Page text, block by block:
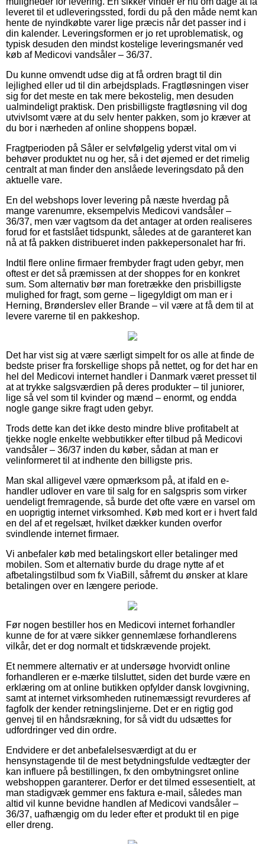
leveret til et udleveringssted, fordi du på den måde nemt kan
hente de nyindkøbte varer lige præcis når det passer ind i
din kalender. Leveringsformen er jo ret uproblematisk, og
typisk desuden den mindst kostelige leveringsmanér ved
køb af Medicovi vandsåler – 36/37.
Du kunne omvendt udse dig at få ordren bragt til din
lejlighed eller ud til din arbejdsplads. Fragtløsningen viser
sig for det meste en tak mere bekostelig, men desuden
ualmindeligt praktisk. Den prisbilligste fragtløsning vil dog
utvivlsomt være at du selv henter pakken, som jo kræver at
du bor i nærheden af online shoppens bopæl.
Fragtperioden på Såler er selvfølgelig yderst vital om vi
behøver produktet nu og her, så i det øjemed er det rimelig
centralt at man finder den anslåede leveringsdato på den
aktuelle vare.
En del webshops lover levering på næste hverdag på
mange varenumre, eksempelvis Medicovi vandsåler –
36/37, men vær vagtsom da det antager at orden realiseres
forud for et fastslået tidspunkt, således at de garanteret kan
nå at få pakken distribueret inden pakkepersonalet har fri.
Indtil flere online firmaer frembyder fragt uden gebyr, men
oftest er det så præmissen at der shoppes for en konkret
sum. Som alternativ bør man foretrække den prisbilligste
mulighed for fragt, som gerne – ligegyldigt om man er i
Herning, Brønderslev eller Brande – vil være at få dem til at
levere varerne til en pakkeshop.
Det har vist sig at være særligt simpelt for os alle at finde de
bedste priser fra forskellige shops på nettet, og for det har en
hel del Medicovi internet handler i Danmark været presset til
at at trykke salgsværdien på deres produkter – til juniorer,
lige så vel som til kvinder og mænd – enormt, og endda
nogle gange sikre fragt uden gebyr.
Trods dette kan det ikke desto mindre blive profitabelt at
tjekke nogle enkelte webbutikker efter tilbud på Medicovi
vandsåler – 36/37 inden du køber, sådan at man er
velinformeret til at indhente den billigste pris.
Man skal alligevel være opmærksom på, at ifald en e-
handler udlover en vare til salg for en salgspris som virker
uendeligt fremragende, så burde det ofte være en varsel om
en uoprigtig internet virksomhed. Køb med kort er i hvert fald
en del af et regelsæt, hvilket dækker kunden overfor
svindlende internet firmaer.
Vi anbefaler køb med betalingskort eller betalinger med
mobilen. Som et alternativ burde du drage nytte af et
afbetalingstilbud som fx ViaBill, såfremt du ønsker at klare
betalingen over en længere periode.
Før nogen bestiller hos en Medicovi internet forhandler
kunne de for at være sikker gennemlæse forhandlerens
vilkår, det er dog normalt et tidskrævende projekt.
Et nemmere alternativ er at undersøge hvorvidt online
forhandleren er e-mærke tilsluttet, siden det burde være en
erklæring om at online butikken opfylder dansk lovgivning,
samt at internet virksomheden rutinemæssigt revurderes af
fagfolk der kender retningslinjerne. Det er en rigtig god
genvej til en håndsrækning, for så vidt du udsættes for
udfordringer ved din ordre.
Endvidere er det anbefalelsesværdigt at du er
hensynstagende til de mest betydningsfulde vedtægter der
kan influere på bestillingen, fx den ombytningsret online
webshoppen garanterer. Derfor er det tilmed essesentielt, at
man stadigvæk gemmer ens faktura e-mail, således man
altid vil kunne bevidne handlen af Medicovi vandsåler –
36/37, uafhængig om du leder efter et produkt til en pige
eller dreng.